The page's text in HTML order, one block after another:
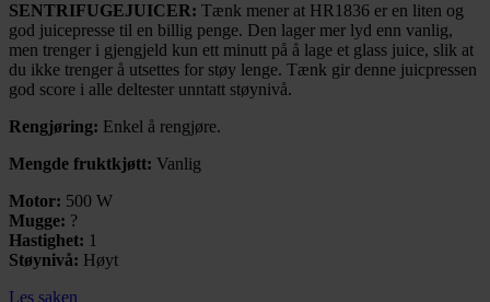
SENTRIFUGEJUICER: Tænk mener at HR1836 er en liten og
god juicepresse til en billig penge. Den lager mer lyd enn vanlig,
men trenger i gjengjeld kun ett minutt på å lage et glass juice, slik at
du ikke trenger å utsettes for støy lenge. Tænk gir denne juicpressen
god score i alle deltester unntatt støynivå.
Rengjøring: Enkel å rengjøre.
Mengde fruktkjøtt: Vanlig
Motor: 500 W
Mugge: ?
Hastighet: 1
Støynivå: Høyt
Les saken